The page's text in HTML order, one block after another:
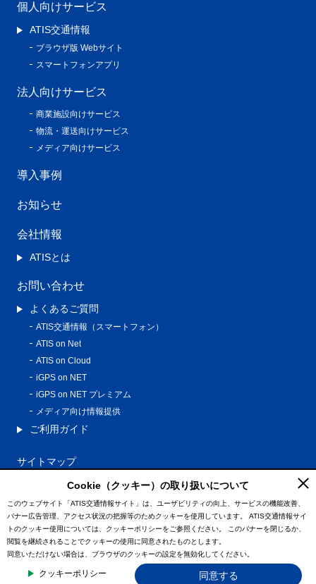
個人向けサービス
ATIS交通情報
ブラウザ版 Webサイト
スマートフォンアプリ
法人向けサービス
商業施設向けサービス
物流・運送向けサービス
メディア向けサービス
導入事例
お知らせ
会社情報
ATISとは
お問い合わせ
よくあるご質問
ATIS交通情報（スマートフォン）
ATIS on Net
ATIS on Cloud
iGPS on NET
iGPS on NET プレミアム
メディア向け情報提供
ご利用ガイド
サイトマップ
プライバシーポリシー
利用規約
特定商取引法に基づく表記
情報の外部通信について
© ATIS Co.,Ltd. All Rights Reserved.
Cookie（クッキー）の取り扱いについて
このウェブサイト「ATIS交通情報サイト」は、ユーザビリティの向上、サービスの機能改善、
バナー広告管理、アクセス状況の把握等のためクッキーを使用しています。
ATIS交通情報サイ
トのクッキー使用については、クッキーポリシーをご参照ください。
このバナーを閉じるか、
閲覧を継続されることでクッキーの使用に同意されたものとします。
同意いただけない場合は、ブラウザのクッキーの設定を無効化してください。
クッキーポリシー 同意する